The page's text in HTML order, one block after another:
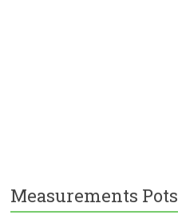
Measurements Pots